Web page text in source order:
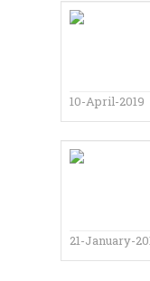
10-April-2019
21-January-